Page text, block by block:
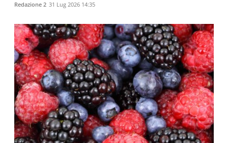
Redazione 2 31 Lug 2026 14:35